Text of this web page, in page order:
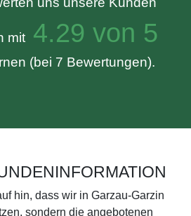
mit4.29 von 5
(bei 7 Bewertungen).
hin, dass wir in Garzau-Garzin
sondern die angebotenen